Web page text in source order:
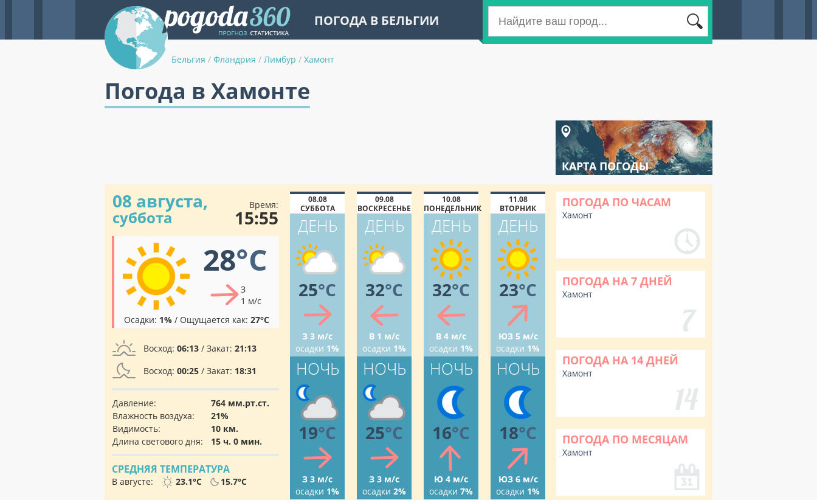
ПОГОДА В БЕЛЬГИИ
Бельгия / Фландрия / Лимбур / Хамонт
Погода в Хамонте
КАРТА ПОГОДЫ
08 августа,
суббота
Время:
15:55
28°C
З
1 м/с
Осадки: 1% / Ощущается как: 27°C
Восход: 06:13 / Закат: 21:13
Восход: 00:25 / Закат: 18:31
Давление:
764 мм.рт.ст.
Влажность воздуха:
21%
Видимость:
10 км.
Длина светового дня:
15 ч. 0 мин.
СРЕДНЯЯ ТЕМПЕРАТУРА
В августе: 23.1°C 15.7°C
08.08
СУББОТА
ДЕНЬ
25°C
З 3 м/с
осадки 1%
НОЧЬ
19°C
З 3 м/с
осадки 1%
09.08
ВОСКРЕСЕНЬЕ
ДЕНЬ
32°C
В 1 м/с
осадки 1%
НОЧЬ
25°C
З 3 м/с
осадки 2%
10.08
ПОНЕДЕЛЬНИК
ДЕНЬ
32°C
В 4 м/с
осадки 1%
НОЧЬ
16°C
Ю 4 м/с
осадки 7%
11.08
ВТОРНИК
ДЕНЬ
23°C
ЮЗ 5 м/с
осадки 1%
НОЧЬ
18°C
ЮЗ 6 м/с
осадки 1%
ПОГОДА ПО ЧАСАМ
Хамонт
ПОГОДА НА 7 ДНЕЙ
Хамонт
ПОГОДА НА 14 ДНЕЙ
Хамонт
ПОГОДА ПО МЕСЯЦАМ
Хамонт